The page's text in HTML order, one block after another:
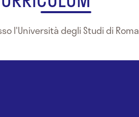
l'Università degli Studi di Roma